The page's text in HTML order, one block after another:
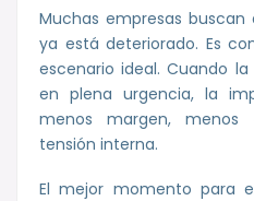
Muchas empresas
ya está deteriorado. Es
escenario ideal. Cuando
en plena urgencia, la
menos margen,
tensión interna.
El mejor momento para